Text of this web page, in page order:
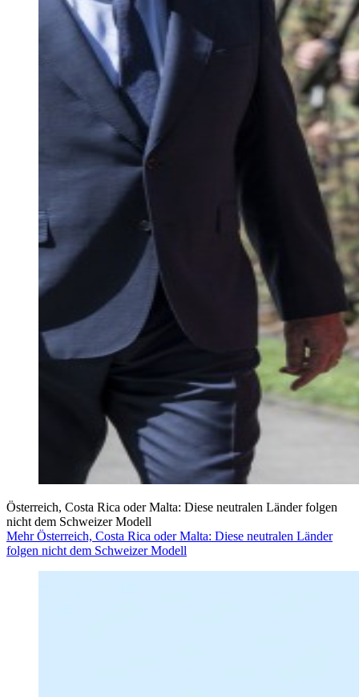
Österreich, Costa Rica oder Malta: Diese neutralen Länder folgen
nicht dem Schweizer Modell
Mehr Österreich, Costa Rica oder Malta: Diese neutralen Länder
folgen nicht dem Schweizer Modell